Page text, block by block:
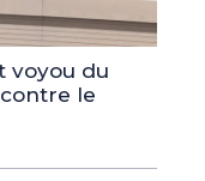
voyou du
le